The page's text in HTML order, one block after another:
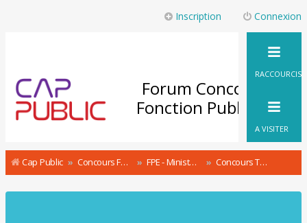
Connexion
Inscription
Forum Concours
Fonction Publique
RACCOURCIS
A VISITER
Cap Public Concours Fonction Publique : le Forum FPE - Ministère de l'Intérieur Concours & recrutement Concours Technicien des Systèmes d'information et de communication Ministère de l'Intérieur TSIC